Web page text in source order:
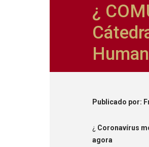
¿
Publicado por:
¿ Coronavírus
agora